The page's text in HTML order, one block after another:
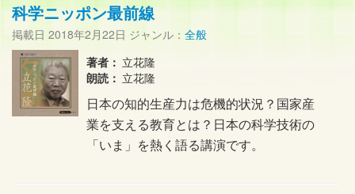
科学ニッポン最前線
掲載日 2018年2月22日 ジャンル： 全般
著者： 立花隆
朗読： 立花隆
日本の知的生産力は危機的状況？国家産
業を支える教育とは？日本の科学技術の
「いま」を熱く語る講演です。